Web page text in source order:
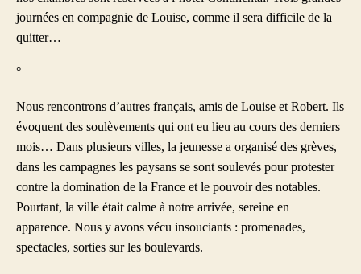
journées en compagnie de Louise, comme il sera difficile de la
quitter…
°
Nous rencontrons d’autres français, amis de Louise et Robert. Ils
évoquent des soulèvements qui ont eu lieu au cours des derniers
mois… Dans plusieurs villes, la jeunesse a organisé des grèves,
dans les campagnes les paysans se sont soulevés pour protester
contre la domination de la France et le pouvoir des notables.
Pourtant, la ville était calme à notre arrivée, sereine en
apparence. Nous y avons vécu insouciants : promenades,
spectacles, sorties sur les boulevards.